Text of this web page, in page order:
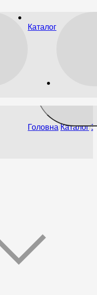
Каталог
ГоловнаКаталог